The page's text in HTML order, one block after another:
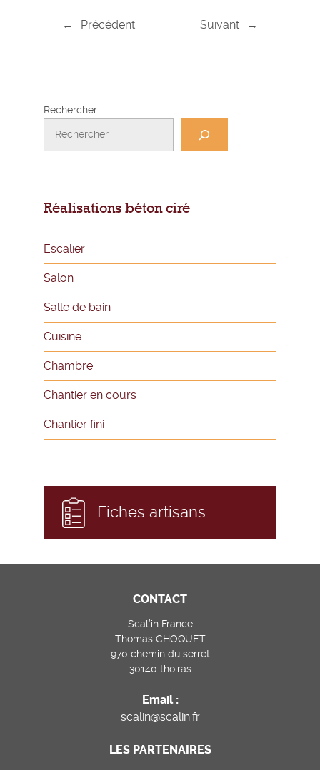
← Précédent Suivant →
Rechercher
Réalisations béton ciré
Escalier
Salon
Salle de bain
Cuisine
Chambre
Chantier en cours
Chantier fini
Fiches artisans
CONTACT
Scal’in France
Thomas CHOQUET
970 chemin du serret
30140 thoiras
Email :
scalin@scalin.fr
LES PARTENAIRES